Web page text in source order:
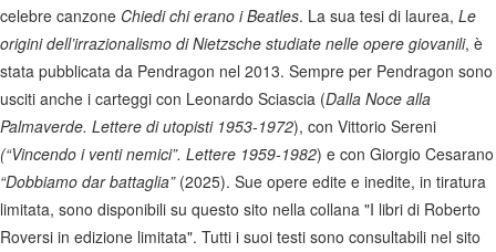
celebre canzone Chiedi chi erano i Beatles. La sua tesi di laurea, Le
origini dell’irrazionalismo di Nietzsche studiate nelle opere giovanili, è
stata pubblicata da Pendragon nel 2013. Sempre per Pendragon sono
usciti anche i carteggi con Leonardo Sciascia (Dalla Noce alla
Palmaverde. Lettere di utopisti 1953-1972), con Vittorio Sereni
(“Vincendo i venti nemici”. Lettere 1959-1982) e con Giorgio Cesarano
“Dobbiamo dar battaglia”(2025). Sue opere edite e inedite, in tiratura
limitata, sono disponibili su questo sito nella collana "I libri di Roberto
Roversi in edizione limitata". Tutti i suoi testi sono consultabili nel sito